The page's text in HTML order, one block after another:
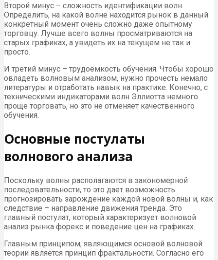
Второй минус – сложность идентификации волн.
Определить, на какой волне находится рынок в данный
конкретный момент очень сложно даже опытному
торговцу. Лучше всего волны просматриваются на
старых графиках, а увидеть их на текущем не так и
просто.
И третий минус – трудоёмкость обучения. Чтобы хорошо
овладеть волновым анализом, нужно прочесть немало
литературы и отработать навык на практике. Конечно, с
техническими индикаторами волн Эллиотта немного
проще торговать, но это не отменяет качественного
обучения.
Основные постулаты
волнового анализа
Поскольку волны располагаются в закономерной
последовательности, то это дает возможность
прогнозировать зарождение каждой новой волны и, как
следствие – направление движения тренда. Это
главный постулат, который характеризует волновой
анализ рынка форекс и поведение цен на графиках.
Главным принципом, являющимся основой волновой
теории является принцип фрактальности. Согласно его